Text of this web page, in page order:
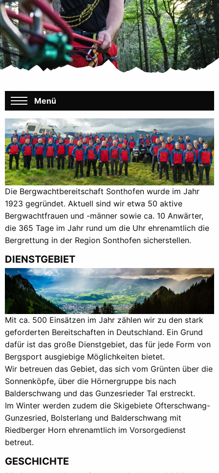
Menü
Die Bergwachtbereitschaft Sonthofen wurde im Jahr
1923 gegründet. Aktuell sind wir etwa 50 aktive
Bergwachtfrauen und -männer sowie ca. 10 Anwärter,
die 365 Tage im Jahr rund um die Uhr ehrenamtlich die
Bergrettung in der Region Sonthofen sicherstellen.
DIENSTGEBIET
Mit ca. 500 Einsätzen im Jahr zählen wir zu den stark
geforderten Bereitschaften in Deutschland. Ein Grund
dafür ist das große Dienstgebiet, das für jede Form von
Bergsport ausgiebige Möglichkeiten bietet.
Wir betreuen das Gebiet, das sich vom Grünten über die
Sonnenköpfe, über die Hörnergruppe bis nach
Balderschwang und das Gunzesrieder Tal erstreckt.
Im Winter werden zudem die Skigebiete Ofterschwang-
Gunzesried, Bolsterlang und Balderschwang mit
Riedberger Horn ehrenamtlich im Vorsorgedienst
betreut.
GESCHICHTE